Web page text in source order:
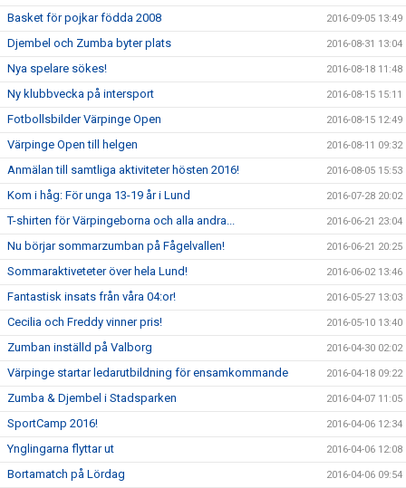
Basket för pojkar födda 2008 2016-09-05 13:49
Djembel och Zumba byter plats 2016-08-31 13:04
Nya spelare sökes! 2016-08-18 11:48
Ny klubbvecka på intersport 2016-08-15 15:11
Fotbollsbilder Värpinge Open 2016-08-15 12:49
Värpinge Open till helgen 2016-08-11 09:32
Anmälan till samtliga aktiviteter hösten 2016! 2016-08-05 15:53
Kom i håg: För unga 13-19 år i Lund 2016-07-28 20:02
T-shirten för Värpingeborna och alla andra... 2016-06-21 23:04
Nu börjar sommarzumban på Fågelvallen! 2016-06-21 20:25
Sommaraktiveteter över hela Lund! 2016-06-02 13:46
Fantastisk insats från våra 04:or! 2016-05-27 13:03
Cecilia och Freddy vinner pris! 2016-05-10 13:40
Zumban inställd på Valborg 2016-04-30 02:02
Värpinge startar ledarutbildning för ensamkommande 2016-04-18 09:22
Zumba & Djembel i Stadsparken 2016-04-07 11:05
SportCamp 2016! 2016-04-06 12:34
Ynglingarna flyttar ut 2016-04-06 12:08
Bortamatch på Lördag 2016-04-06 09:54